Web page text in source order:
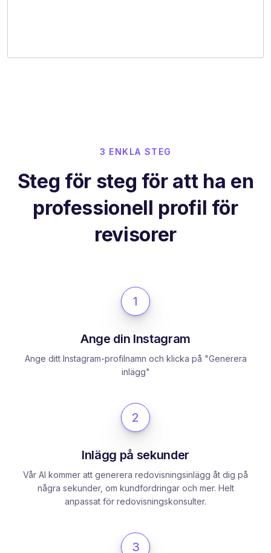
3 ENKLA STEG
Steg för steg för att ha en
professionell profil för
revisorer
1
Ange din Instagram
Ange ditt Instagram-profilnamn och klicka på "Generera
inlägg"
2
Inlägg på sekunder
Vår AI kommer att generera redovisningsinlägg åt dig på
några sekunder, om kundfordringar och mer. Helt
anpassat för redovisningskonsulter.
3